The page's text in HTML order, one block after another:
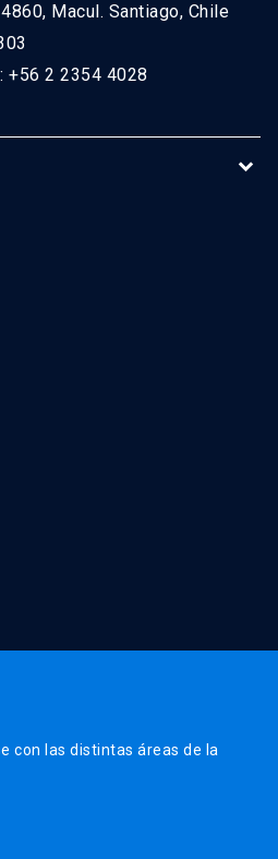
Macul. Santiago, Chile
+56 2 2354 4028
con las distintas áreas de la